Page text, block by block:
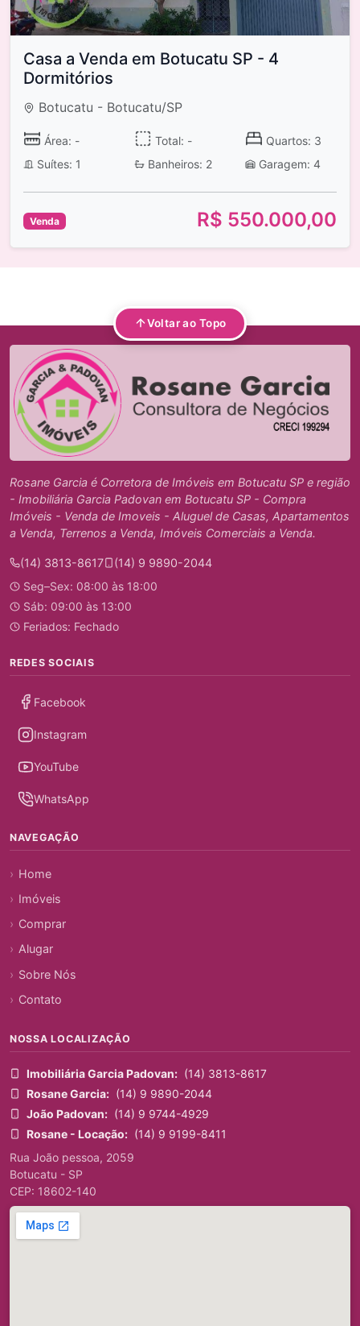
Casa a Venda em Botucatu SP - 4
Dormitórios
Botucatu - Botucatu/SP
Área: - Total: -
Quartos: 3
Suítes: 1
Banheiros: 2 Garagem: 4
Venda R$ 550.000,00
Voltar ao Topo
Rosane Garcia é Corretora de Imóveis em Botucatu SP e região
- Imobiliária Garcia Padovan em Botucatu SP - Compra
Imóveis - Venda de Imoveis - Aluguel de Casas, Apartamentos
a Venda, Terrenos a Venda, Imóveis Comerciais a Venda.
(14) 3813-8617
(14) 9 9890-2044
Seg–Sex: 08:00 às 18:00
Sáb: 09:00 às 13:00
Feriados: Fechado
REDES SOCIAIS
Facebook
Instagram
YouTube
WhatsApp
NAVEGAÇÃO
Home
Imóveis
Comprar
Alugar
Sobre Nós
Contato
NOSSA LOCALIZAÇÃO
Imobiliária Garcia Padovan: (14) 3813-8617
Rosane Garcia: (14) 9 9890-2044
João Padovan: (14) 9 9744-4929
Rosane - Locação: (14) 9 9199-8411
Rua João pessoa, 2059
Botucatu - SP
CEP: 18602-140